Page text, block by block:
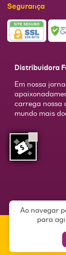
Ao navegar
para
Segurança
Distribuidora
Em nossa
carrega nossa
mundo mais
© 2026 | Todos os
Desenvolvido